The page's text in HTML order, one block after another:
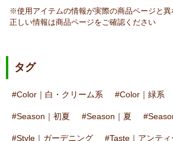
※使用アイテムの情報が実際の商品ページと異
正しい情報は商品ページをご確認ください
タグ
Color｜白・クリーム系 Color｜緑系
Season｜初夏 Season｜夏
Style｜ガーデニング Taste｜アンティ